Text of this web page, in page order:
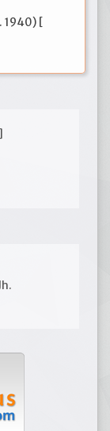
1940) [